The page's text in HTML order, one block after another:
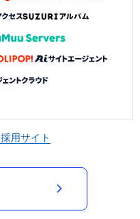
採用サイト